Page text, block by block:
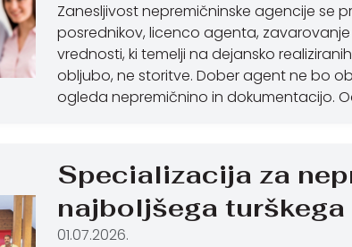
Zanesljivost nepremičninske agencije se
posrednikov, licenco agenta,
vrednosti, ki temelji na dejansko
obljubo, ne storitve. Dober agent ne bo
ogleda nepremičnino in dokumentacijo.
Specializacija za
najboljšega
01.07.2026.